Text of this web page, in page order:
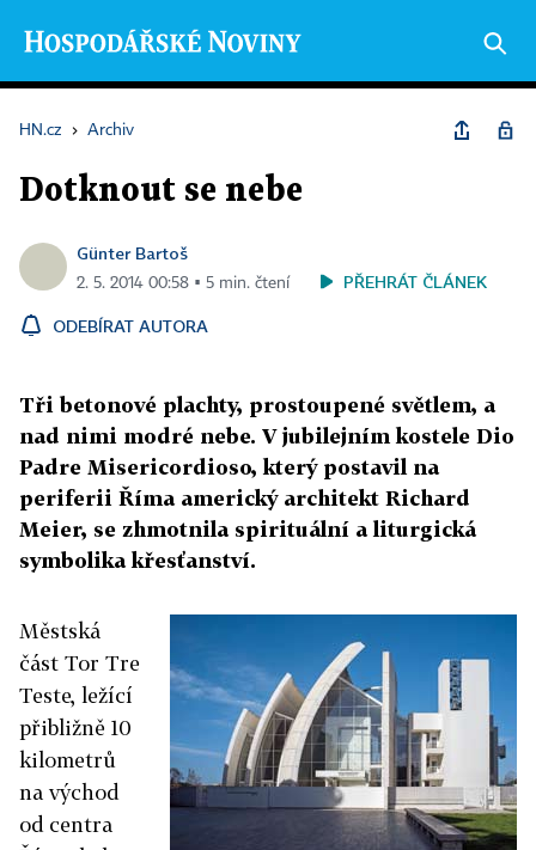
HN.cz › Archiv
Dotknout se nebe
Günter Bartoš
2. 5. 2014 00:58 ▪ 5 min. čtení PŘEHRÁT ČLÁNEK
ODEBÍRAT AUTORA
Tři betonové plachty, prostoupené světlem, a
nad nimi modré nebe. V jubilejním kostele Dio
Padre Misericordioso, který postavil na
periferii Říma americký architekt Richard
Meier, se zhmotnila spirituální a liturgická
symbolika křesťanství.
Městská
část Tor Tre
Teste, ležící
přibližně 10
kilometrů
na východ
od centra